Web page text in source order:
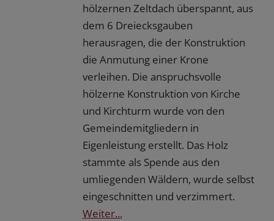
hölzernen Zeltdach überspannt, aus
dem 6 Dreiecksgauben
herausragen, die der Konstruktion
die Anmutung einer Krone
verleihen. Die anspruchsvolle
hölzerne Konstruktion von Kirche
und Kirchturm wurde von den
Gemeindemitgliedern in
Eigenleistung erstellt. Das Holz
stammte als Spende aus den
umliegenden Wäldern, wurde selbst
eingeschnitten und verzimmert.
Weiter...